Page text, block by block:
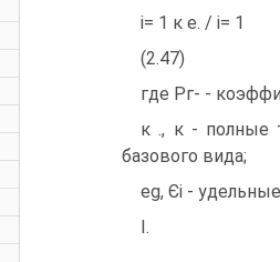
і= 1 к е. / і= 1
(2.47)
где Рг- -
к ., к - полные
базового вида;
eg, Єi -
I.